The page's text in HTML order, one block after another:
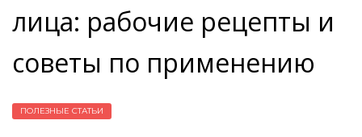
лица: рабочие рецепты и
советы по применению
ПОЛЕЗНЫЕ СТАТЬИ